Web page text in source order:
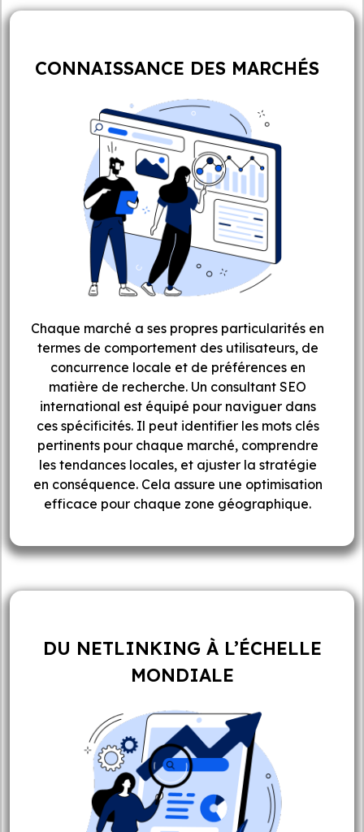
CONNAISSANCE DES MARCHÉS
Chaque marché a ses propres particularités en
termes de comportement des utilisateurs, de
concurrence locale et de préférences en
matière de recherche. Un consultant SEO
international est équipé pour naviguer dans
ces spécificités. Il peut identifier les mots clés
pertinents pour chaque marché, comprendre
les tendances locales, et ajuster la stratégie
en conséquence. Cela assure une optimisation
efficace pour chaque zone géographique.
DU NETLINKING À L’ÉCHELLE
MONDIALE